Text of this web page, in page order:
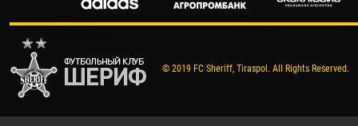
© 2019 FC Sheriff, Tiraspol. All Rights Reserved.